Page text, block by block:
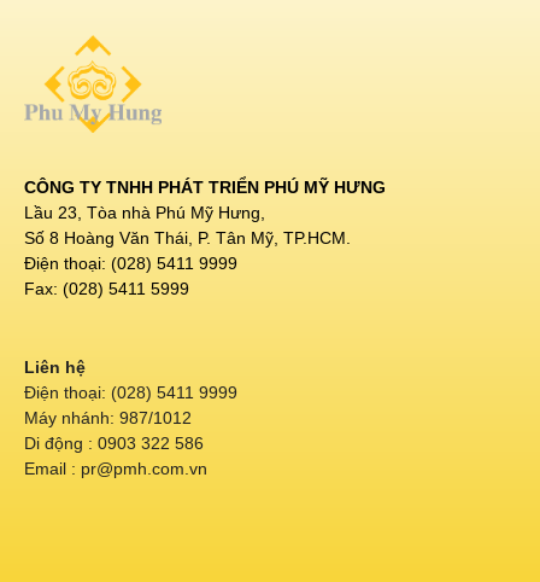
CÔNG TY TNHH PHÁT TRIỂN PHÚ MỸ HƯNG
Lầu 23, Tòa nhà Phú Mỹ Hưng,
Số 8 Hoàng Văn Thái, P. Tân Mỹ, TP.HCM.
Điện thoại: (028) 5411 9999
Fax: (028) 5411 5999
Liên hệ
Điện thoại: (028) 5411 9999
Máy nhánh: 987/1012
Di động : 0903 322 586
Email : pr@pmh.com.vn